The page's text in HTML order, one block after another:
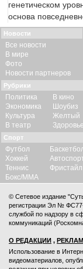
генетическом
основа
Новости
Все новости
В мире
Фото
Новости партнеров
Рубрики
Политика
Экономика
Культура
В театр
В кино
Шоубиз
Желтый
Здоровье
Спорт
Футбол
Хоккей
Теннис
Бокс/ММА
Фристайл
© Сетевое издание
регистрации Эл №
службой по надзору в
коммуникаций
О РЕДАКЦИИ ,
Использование в
видеоматериалов,